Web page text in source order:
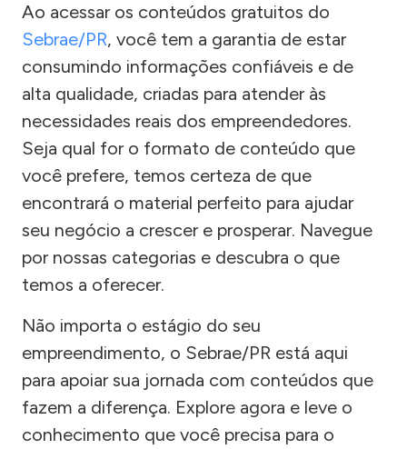
Ao acessar os conteúdos gratuitos do
Sebrae/PR, você tem a garantia de estar
consumindo informações confiáveis e de
alta qualidade, criadas para atender às
necessidades reais dos empreendedores.
Seja qual for o formato de conteúdo que
você prefere, temos certeza de que
encontrará o material perfeito para ajudar
seu negócio a crescer e prosperar. Navegue
por nossas categorias e descubra o que
temos a oferecer.
Não importa o estágio do seu
empreendimento, o Sebrae/PR está aqui
para apoiar sua jornada com conteúdos que
fazem a diferença. Explore agora e leve o
conhecimento que você precisa para o